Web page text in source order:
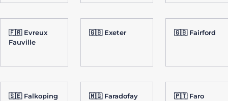
🇫🇷 Evreux
Fauville
🇬🇧 Exeter 🇬🇧 Fairford
🇸🇪 Falkoping
🇲🇬 Faradofay
🇵🇹 Faro